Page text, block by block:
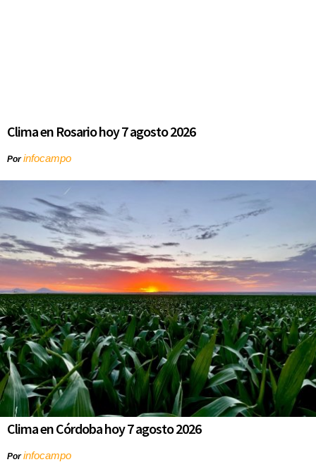
Clima en Rosario hoy 7 agosto 2026
Porinfocampo
Clima en Córdoba hoy 7 agosto 2026
Porinfocampo